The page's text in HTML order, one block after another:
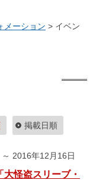
メーション > イベン
掲載日順
2016年12月16日
怪盗スリーブ・